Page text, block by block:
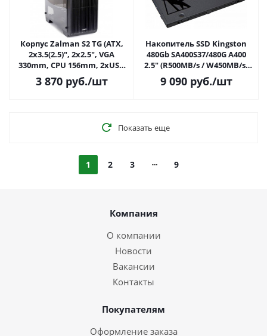
Корпус Zalman S2 TG (ATX,
2x3.5(2.5)", 2x2.5", VGA
330mm, CPU 156mm, 2xUSB
2.0, 1xUSB 3.0, FAN 3x120mm,
Window), черный
3 870руб./шт
Накопитель SSD Kingston
480Gb SA400S37/480G A400
2.5" (R500MB/s / W450MB/s,
160 TBW)
9 090руб./шт
Показать еще
1 2 3 9
Компания
О компании
Новости
Вакансии
Контакты
Покупателям
Оформление заказа